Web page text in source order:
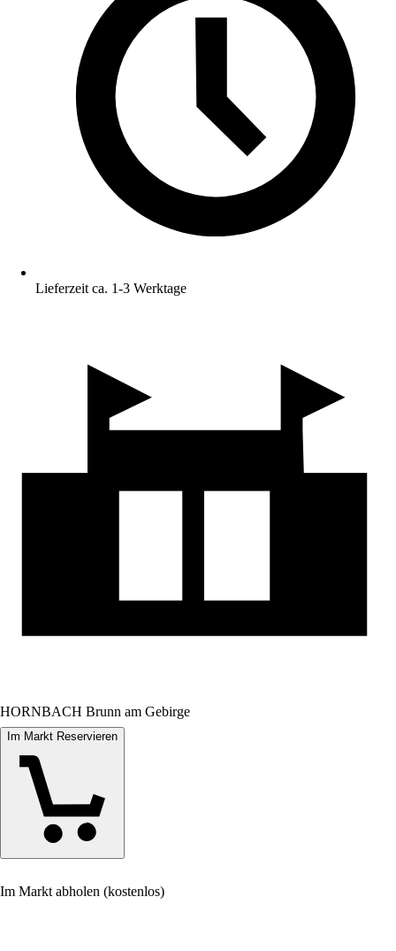
Lieferzeit ca. 1-3 Werktage
HORNBACH Brunn am Gebirge
Im Markt Reservieren
Im Markt abholen (kostenlos)